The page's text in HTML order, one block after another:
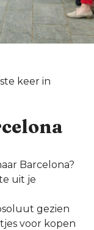
keer in
Barcelona?
uit je
gezien
voor kopen